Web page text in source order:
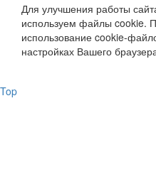
Для улучшения работы
используем файлы cookie.
использование cookie-
настройках Вашего
Top